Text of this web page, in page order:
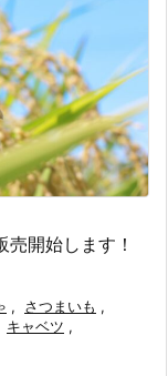
開始します！
, さつまいも ,
キャベツ ,